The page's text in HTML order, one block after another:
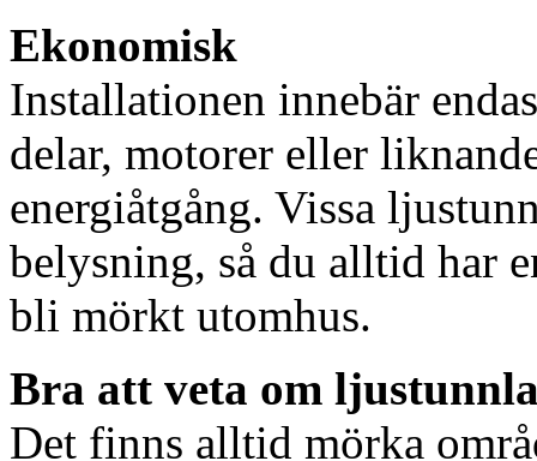
Ekonomisk
Installationen innebär
delar, motorer eller
energiåtgång. Vissa
belysning, så du alltid har
bli mörkt utomhus.
Bra att veta om
Det finns alltid mörka